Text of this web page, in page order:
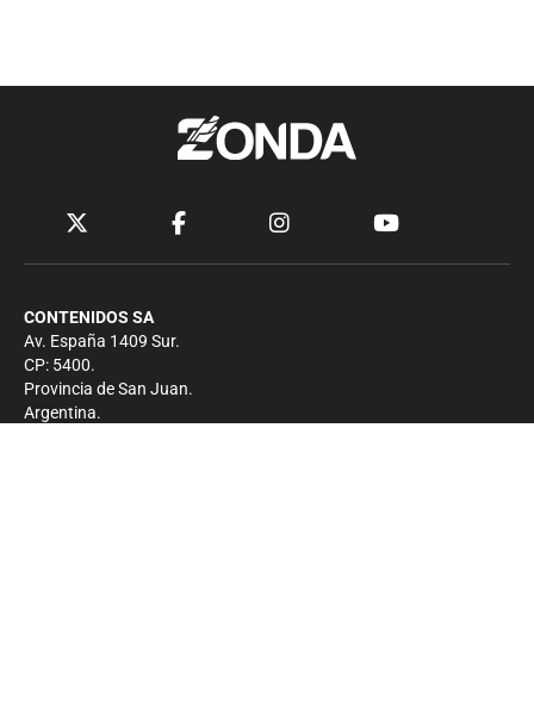
CONTENIDOS SA
Av. España 1409 Sur.
CP: 5400.
Provincia de San Juan.
Argentina.